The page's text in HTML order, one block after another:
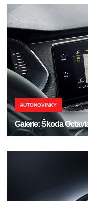
AUTONOVINKY
Galerie: Škoda